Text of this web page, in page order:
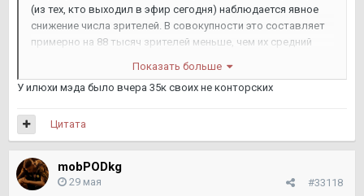
(из тех, кто выходил в эфир сегодня) наблюдается явное
снижение числа зрителей. В совокупности это составляет
примерно на 88 тысяч зрителей меньше, чем их средний
У русскоязычных стримеров онлайн пока не изменился.
Показать больше
У илюхи мэда было вчера 35к своих не конторских
Цитата
mobPODkg
#33118
29 мая